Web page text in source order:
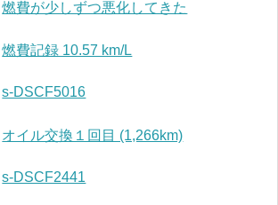
燃費が少しずつ悪化してきた
燃費記録 10.57 km/L
s-DSCF5016
オイル交換１回目 (1,266km)
s-DSCF2441